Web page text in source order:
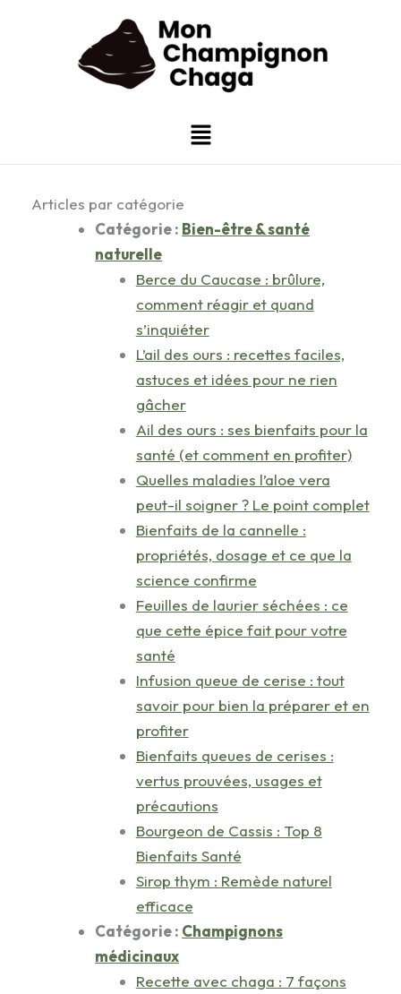
Menu
Articles par catégorie
Catégorie : Bien-être & santé
naturelle
Berce du Caucase : brûlure,
comment réagir et quand
s’inquiéter
L’ail des ours : recettes faciles,
astuces et idées pour ne rien
gâcher
Ail des ours : ses bienfaits pour la
santé (et comment en profiter)
Quelles maladies l’aloe vera
peut-il soigner ? Le point complet
Bienfaits de la cannelle :
propriétés, dosage et ce que la
science confirme
Feuilles de laurier séchées : ce
que cette épice fait pour votre
santé
Infusion queue de cerise : tout
savoir pour bien la préparer et en
profiter
Bienfaits queues de cerises :
vertus prouvées, usages et
précautions
Bourgeon de Cassis : Top 8
Bienfaits Santé
Sirop thym : Remède naturel
efficace
Catégorie : Champignons
médicinaux
Recette avec chaga : 7 façons